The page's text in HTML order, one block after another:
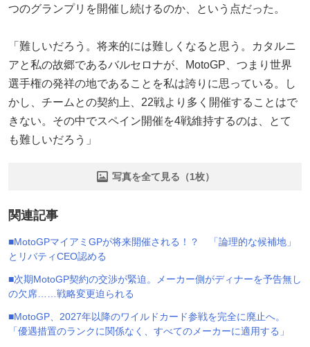
つのグランプリを開催し続けるのか、という点だった。
「難しいだろう。将来的には難しくなると思う。カタルニ
アと私の故郷であるバルセロナが、MotoGP、つまり世界
選手権の発祥の地であることを私は誇りに思っている。し
かし、チームとの契約上、22戦より多く開催することはで
きない。その中でスペイン開催を4戦維持するのは、とて
も難しいだろう」
写真を全て見る（1枚）
関連記事
■MotoGPマイアミGPが将来開催される！？ 「論理的な候補地」
とリバティCEO認める
■次期MotoGP契約の交渉が緊迫。メーカー側がディナーを予告無し
の欠席……戦略変更迫られる
■MotoGP、2027年以降のワイルドカード参戦を完全に廃止へ。
「優遇措置のランクに関係なく、すべてのメーカーに適用する」